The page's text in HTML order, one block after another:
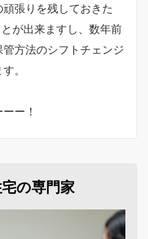
張りを残しておきた
が出来ますし、数年前
方法のシフトチェンジ
。
ー！
の専門家